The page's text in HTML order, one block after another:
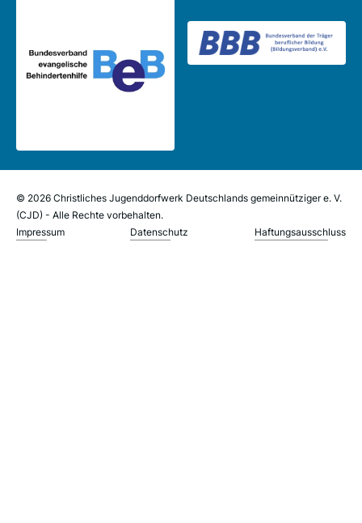
© 2026 Christliches Jugenddorfwerk Deutschlands gemeinnütziger e. V.
(CJD) - Alle Rechte vorbehalten.
Impressum
Datenschutz Haftungsausschluss